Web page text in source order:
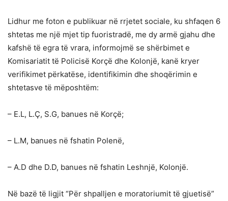
Lidhur me foton e publikuar në rrjetet sociale, ku shfaqen 6
shtetas me një mjet tip fuoristradë, me dy armë gjahu dhe
kafshë të egra të vrara, informojmë se shërbimet e
Komisariatit të Policisë Korçë dhe Kolonjë, kanë kryer
verifikimet përkatëse, identifikimin dhe shoqërimin e
shtetasve të mëposhtëm:
– E.L, L.Ç, S.G, banues në Korçë;
– L.M, banues në fshatin Polenë,
– A.D dhe D.D, banues në fshatin Leshnjë, Kolonjë.
Në bazë të ligjit “Për shpalljen e moratoriumit të gjuetisë”